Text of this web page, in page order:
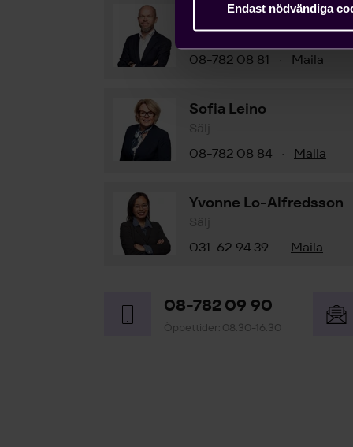
Endast nödvändiga
Björn Widlert
Chef Medlemsenheten
08-782 08 81
· Maila
Sofia Leino
Sälj
08-782 08 84
· Maila
Yvonne Lo-Alfredsson
Sälj
031-62 94 39
· Maila
08-782 09 90
Öppettider: 08.30-16.30